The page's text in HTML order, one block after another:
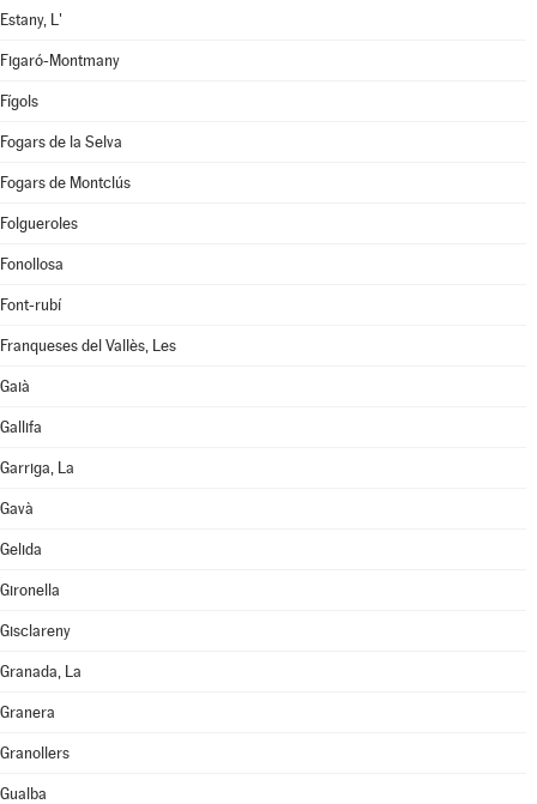
Estany, L'
Figaró-Montmany
Fígols
Fogars de la Selva
Fogars de Montclús
Folgueroles
Fonollosa
Font-rubí
Franqueses del Vallès, Les
Gaià
Gallifa
Garriga, La
Gavà
Gelida
Gironella
Gisclareny
Granada, La
Granera
Granollers
Gualba